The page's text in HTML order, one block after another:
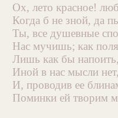
Ох, лето красное!
Когда б не зной, да
Ты, все душевные
Нас мучишь; как
Лишь как бы
Иной в нас мысли
И, проводив ее
Поминки ей творим